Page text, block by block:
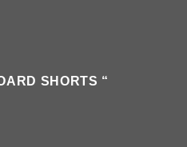
SHORTS “